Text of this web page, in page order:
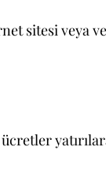
sitesi veya